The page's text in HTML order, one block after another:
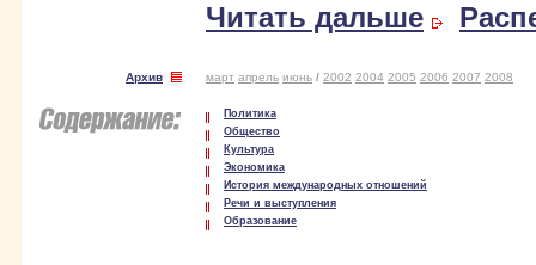
Читать дальше
Архив март апрель июнь / 2002 2004 2005 2006 2007 2008
Политика
Общество
Культура
Экономика
История международных отношений
Речи и выступления
Образование